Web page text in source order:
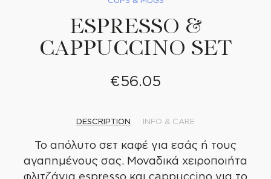
ESPRESSO &
CAPPUCCINO SET
€56.05
DESCRIPTION INFO & CARE
Το απόλυτο σετ καφέ για εσάς ή τους
αγαπημένους σας. Μοναδικά χειροποιήτα
φλιτζάνια espresso και cappuccino για το